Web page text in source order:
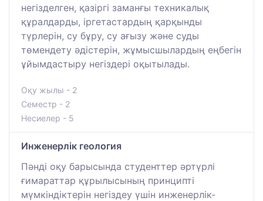
негізделген, қазіргі заманғы техникалық
құралдарды, іргетастардың қарқынды
түрлерін, су бұру, су ағызу және суды
төмендету әдістерін, жұмысшылардың еңбегін
ұйымдастыру негіздері оқытылады.
Оқу жылы - 2
Семестр - 2
Несиелер - 5
Инженерлік геология
Пәнді оқу барысында студенттер әртүрлі
ғимараттар құрылысының принципті
мүмкіндіктерін негіздеу үшін инженерлік-